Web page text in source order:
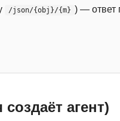
/json/{obj}/{m} ) — ответ
агент)